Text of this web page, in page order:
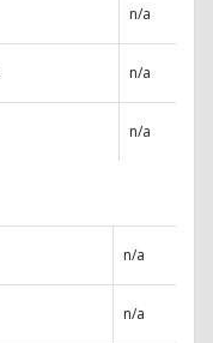
n/a
n/a
n/a
n/a
n/a